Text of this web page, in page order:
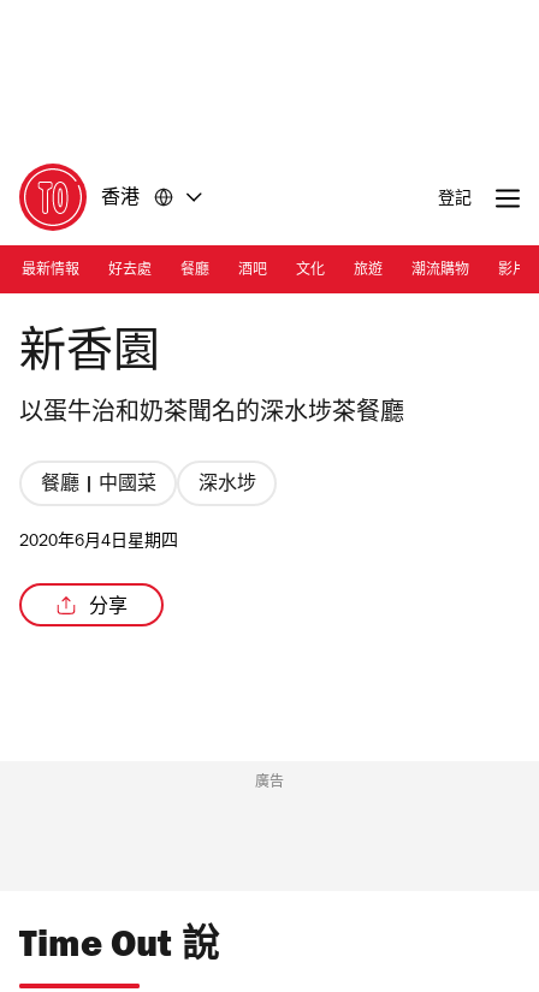
香港 登記
最新情報 好去處 餐廳 酒吧 文化 旅遊 潮流購物 影片
Photograph: Calvin Sit
新香園
以蛋牛治和奶茶聞名的深水埗茶餐廳
餐廳 | 中國菜 深水埗
2020年6月4日星期四
分享
廣告
Time Out 說